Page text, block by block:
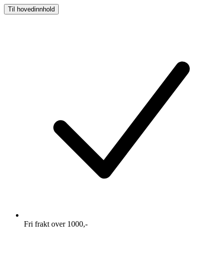
Til hovedinnhold
Fri frakt over 1000,-